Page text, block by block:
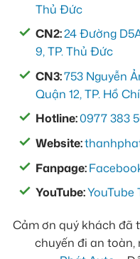
Thủ Đức
CN2:24 Đường
9, TP. Thủ Đức
CN3:753 Nguyễn
Quận 12, TP. Hồ
Hotline:0977 383
Website:
Fanpage:
YouTube:
Cảm ơn quý khách đã
chuyến đi an toàn,